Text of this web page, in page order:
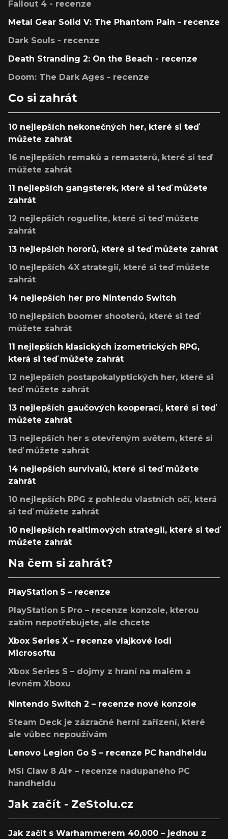
Fallout 4 - recenze
Metal Gear Solid V: The Phantom Pain - recenze
Dark Souls - recenze
Death Stranding 2: On the Beach - recenze
Doom: The Dark Ages - recenze
Co si zahrát
10 nejlepších nekonečných her, které si teď
můžete zahrát
16 nejlepších remaků a remasterů, které si teď
můžete zahrát
11 nejlepších gangsterek, které si teď můžete
zahrát
12 nejlepších roguelite, které si teď můžete
zahrát
13 nejlepších hororů, které si teď můžete zahrát
10 nejlepších 4X strategií, které si teď můžete
zahrát
14 nejlepších her pro Nintendo Switch
10 nejlepších boomer shooterů, které si teď
můžete zahrát
11 nejlepších klasických izometrických RPG,
která si teď můžete zahrát
12 nejlepších postapokalyptických her, které si
teď můžete zahrát
13 nejlepších gaučových kooperací, které si teď
můžete zahrát
13 nejlepších her s otevřeným světem, které si
teď můžete zahrát
14 nejlepších survivalů, které si teď můžete
zahrát
10 nejlepších RPG z pohledu vlastních očí, která
si teď můžete zahrát
10 nejlepších realtimových strategií, které si teď
můžete zahrát
Na čem si zahrát?
PlayStation 5 – recenze
PlayStation 5 Pro – recenze konzole, kterou
zatím nepotřebujete, ale chcete
Xbox Series X – recenze vlajkové lodi
Microsoftu
Xbox Series S – dojmy z hraní na malém a
levném Xboxu
Nintendo Switch 2 – recenze nové konzole
Steam Deck je zázračné herní zařízení, které
ale vůbec nepoužívám
Lenovo Legion Go S – recenze PC handheldu
MSI Claw 8 AI+ – recenze nadupaného PC
handheldu
Jak začít - ZeStolu.cz
Jak začít s Warhammerem 40,000 – jednou z